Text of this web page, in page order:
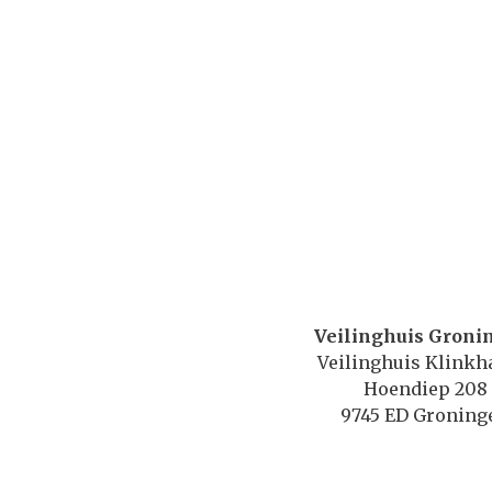
Veilinghuis
Veilinghuis
Hoendiep 208
9745 ED